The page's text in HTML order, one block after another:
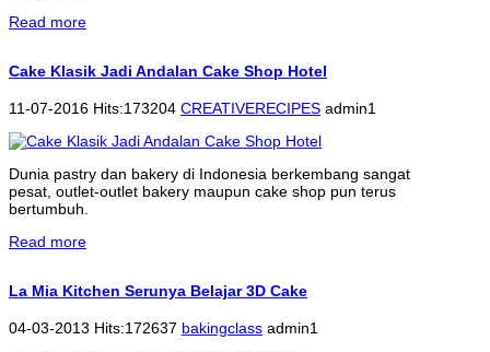
Read more
Cake Klasik Jadi Andalan Cake Shop Hotel
11-07-2016 Hits:173204 CREATIVERECIPES admin1
Dunia pastry dan bakery di Indonesia berkembang sangat
pesat, outlet-outlet bakery maupun cake shop pun terus
bertumbuh.
Read more
La Mia Kitchen Serunya Belajar 3D Cake
04-03-2013 Hits:172637 bakingclass admin1